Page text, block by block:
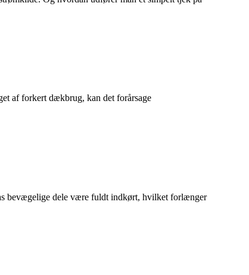
af forkert dækbrug, kan det forårsage
bevægelige dele være fuldt indkørt, hvilket forlænger